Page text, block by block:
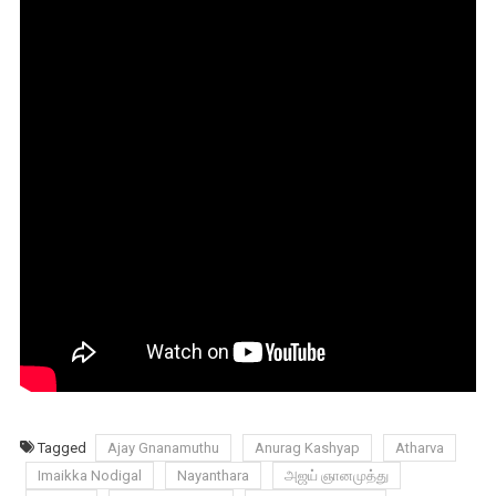
Tagged Ajay Gnanamuthu Anurag Kashyap
Atharva
Imaikka Nodigal
Nayanthara
அஜய் ஞானமுத்து